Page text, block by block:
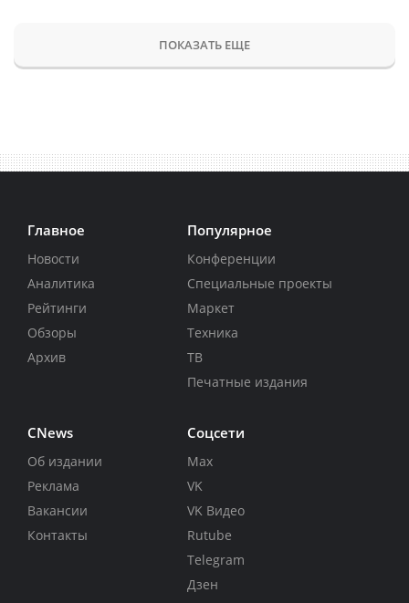
ПОКАЗАТЬ ЕЩЕ
Главное
Новости
Аналитика
Рейтинги
Обзоры
Архив
Популярное
Конференции
Специальные проекты
Маркет
Техника
ТВ
Печатные издания
CNews
Об издании
Реклама
Вакансии
Контакты
Соцсети
Max
VK
VK Видео
Rutube
Telegram
Дзен